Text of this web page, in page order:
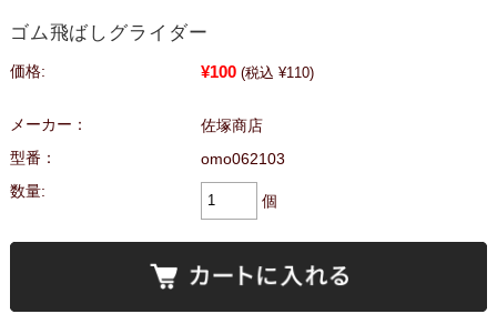
ゴム飛ばしグライダー
価格: ¥100 (税込 ¥110)
メーカー：
佐塚商店
型番：
omo062103
数量:
個